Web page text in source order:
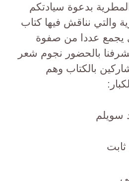
بدعوة سيادتكم
والتي نناقش فيها كتاب
يجمع عددا من صفوة
بالحضور نجوم شعر
بالكتاب وهم
سويلم